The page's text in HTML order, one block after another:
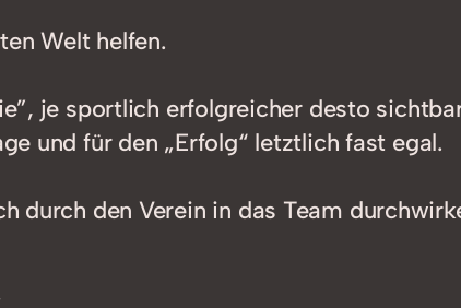
Welt helfen.
je sportlich erfolgreicher desto
und für den „Erfolg“ letztlich fast egal.
durch den Verein in das Team